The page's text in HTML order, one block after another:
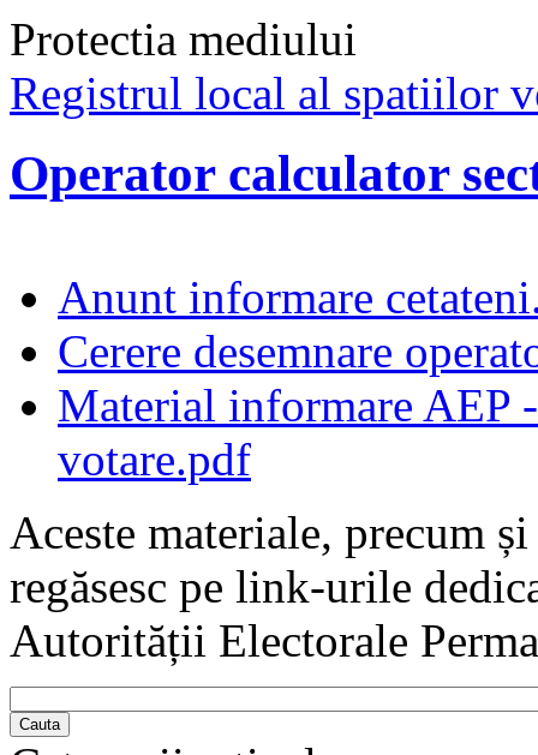
Protectia mediului
Registrul local al spatiilor
Operator calculator
Anunt informare
Cerere desemnare
Material informare AEP
votare.pdf
Aceste materiale, precum
regăsesc pe link-urile
Autorității Electorale
Cauta